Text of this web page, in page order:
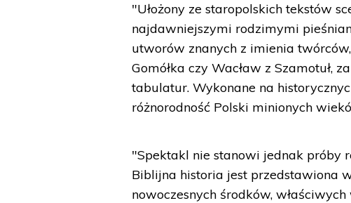
"Ułożony ze staropolskich tekstów
najdawniejszymi rodzimymi
utworów znanych z imienia
Gomółka czy Wacław z Szamotuł,
tabulatur. Wykonane na
różnorodność Polski minionych
"Spektakl nie stanowi jednak próby
Biblijna historia jest przedstawiona
nowoczesnych środków,